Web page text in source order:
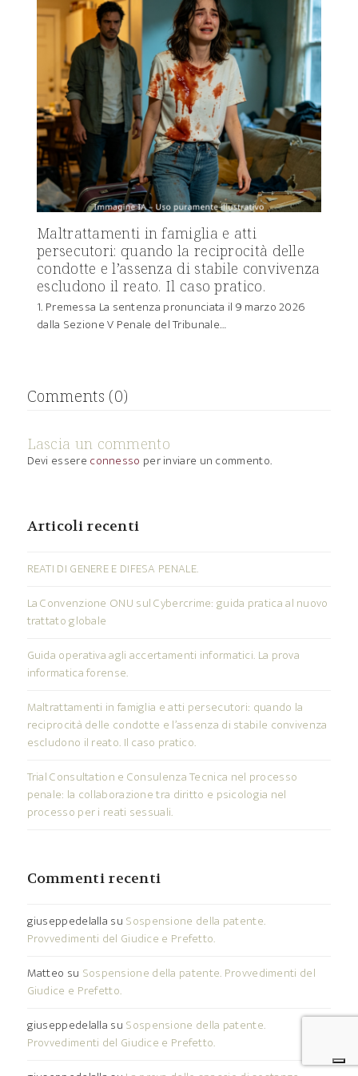
Maltrattamenti in famiglia e atti
persecutori: quando la reciprocità delle
condotte e l’assenza di stabile convivenza
escludono il reato. Il caso pratico.
1. Premessa La sentenza pronunciata il 9 marzo 2026
dalla Sezione V Penale del Tribunale…
Comments (0)
Lascia un commento
Devi essere connesso per inviare un commento.
Articoli recenti
REATI DI GENERE E DIFESA PENALE.
La Convenzione ONU sul Cybercrime: guida pratica al nuovo
trattato globale
Guida operativa agli accertamenti informatici. La prova
informatica forense.
Maltrattamenti in famiglia e atti persecutori: quando la
reciprocità delle condotte e l’assenza di stabile convivenza
escludono il reato. Il caso pratico.
Trial Consultation e Consulenza Tecnica nel processo
penale: la collaborazione tra diritto e psicologia nel
processo per i reati sessuali.
Commenti recenti
giuseppedelalla su Sospensione della patente.
Provvedimenti del Giudice e Prefetto.
Matteo su Sospensione della patente. Provvedimenti del
Giudice e Prefetto.
giuseppedelalla su Sospensione della patente.
Provvedimenti del Giudice e Prefetto.